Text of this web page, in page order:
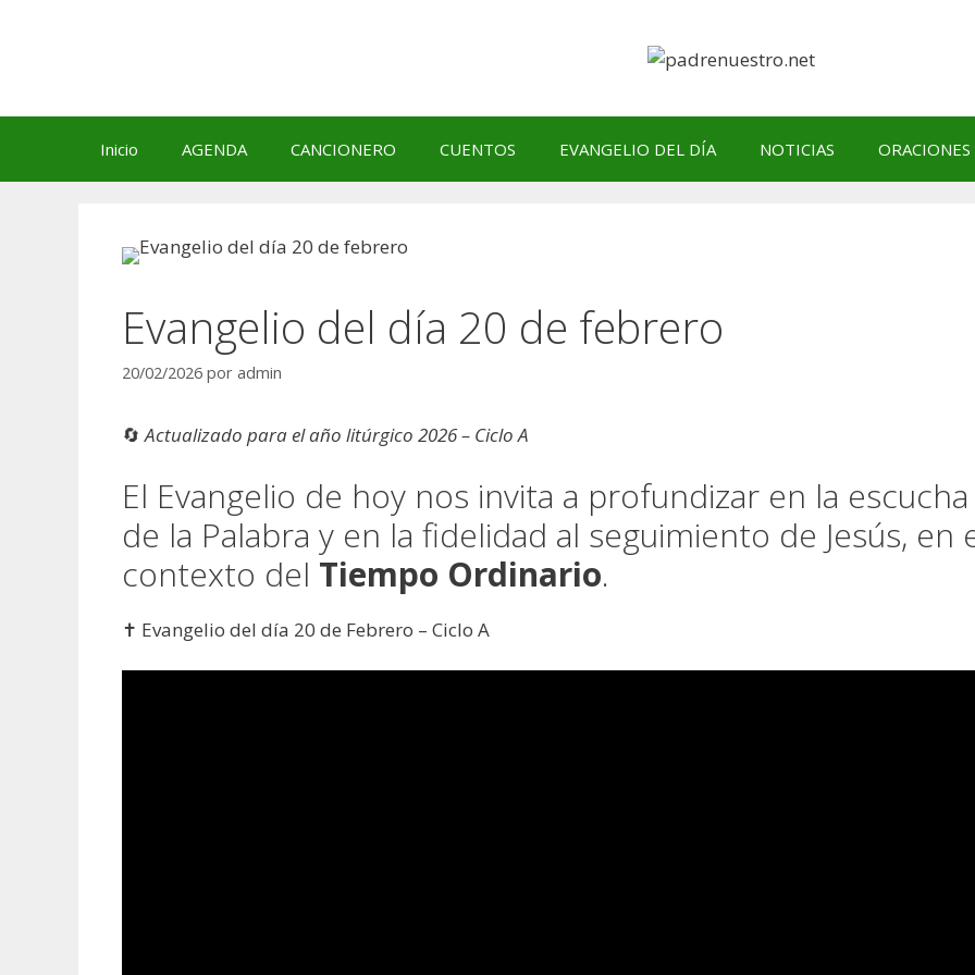
Inicio AGENDA CANCIONERO CUENTOS EVANGELIO DEL DÍA NOTICIAS ORACIONES
Evangelio del día 20 de febrero
20/02/2026 por admin
🔄Actualizado para el año litúrgico 2026 – Ciclo A
El Evangelio de hoy nos invita a profundizar en la escucha
de la Palabra y en la fidelidad al seguimiento de Jesús, en
contexto del Tiempo Ordinario.
✝️ Evangelio del día 20 de Febrero – Ciclo A